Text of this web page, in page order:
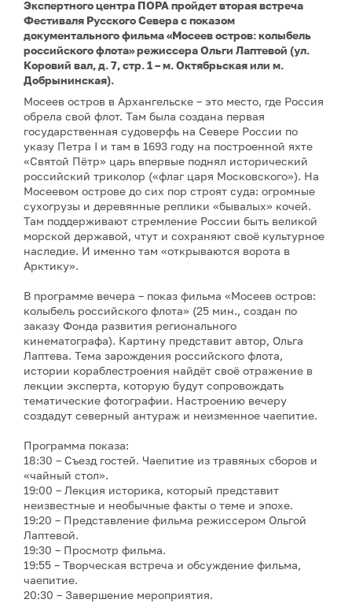
Экспертного центра ПОРА пройдет вторая встреча
Фестиваля Русского Севера с показом
документального фильма «Мосеев остров: колыбель
российского флота» режиссера Ольги Лаптевой (ул.
Коровий вал, д. 7, стр. 1 – м. Октябрьская или м.
Добрынинская).
Мосеев остров в Архангельске – это место, где Россия
обрела свой флот. Там была создана первая
государственная судоверфь на Севере России по
указу Петра I и там в 1693 году на построенной яхте
«Святой Пётр» царь впервые поднял исторический
российский триколор («флаг царя Московского»). На
Мосеевом острове до сих пор строят суда: огромные
сухогрузы и деревянные реплики «бывалых» кочей.
Там поддерживают стремление России быть великой
морской державой, чтут и сохраняют своё культурное
наследие. И именно там «открываются ворота в
Арктику».
В программе вечера – показ фильма «Мосеев остров:
колыбель российского флота» (25 мин., создан по
заказу Фонда развития регионального
кинематографа). Картину представит автор, Ольга
Лаптева. Тема зарождения российского флота,
истории кораблестроения найдёт своё отражение в
лекции эксперта, которую будут сопровождать
тематические фотографии. Настроению вечеру
создадут северный антураж и неизменное чаепитие.
Программа показа:
18:30 – Съезд гостей. Чаепитие из травяных сборов и
«чайный стол».
19:00 – Лекция историка, который представит
неизвестные и необычные факты о теме и эпохе.
19:20 – Представление фильма режиссером Ольгой
Лаптевой.
19:30 – Просмотр фильма.
19:55 – Творческая встреча и обсуждение фильма,
чаепитие.
20:30 – Завершение мероприятия.